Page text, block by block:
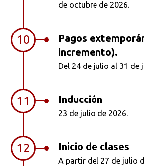
de octubre de 2026.
10
Pagos
incremento).
Del 24 de julio al 31 de
11 Inducción
23 de julio de 2026.
12 Inicio de clases
A partir del 27 de julio